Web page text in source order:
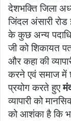
देशभक्ति जिला
जिंदल अंसारी
के कुछ अन्य
जी को शिकायत
और कहा की
करने एवं समाज में
प्रयोग करते हुए
व्यापारी को
को आशंका है कि